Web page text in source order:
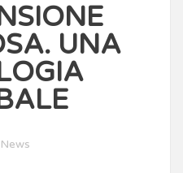
UNA
News